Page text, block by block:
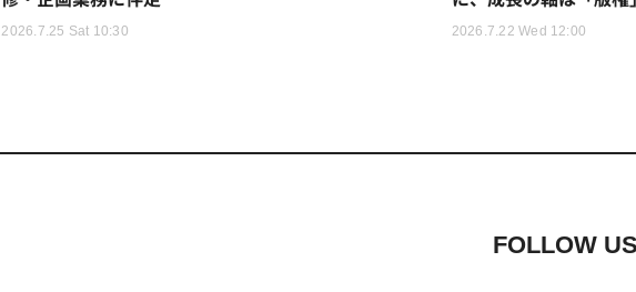
2026.7.25 Sat 10:30 2026.7.22 Wed 12:00
FOLLOW